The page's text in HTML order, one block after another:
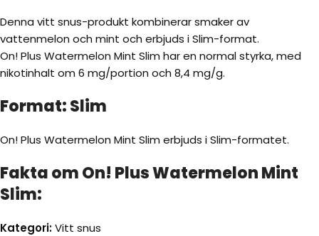
Denna vitt snus-produkt kombinerar smaker av
vattenmelon och mint och erbjuds i Slim-format.
On! Plus Watermelon Mint Slim har en normal styrka, med
nikotinhalt om 6 mg/portion och 8,4 mg/g.
Format: Slim
On! Plus Watermelon Mint Slim erbjuds i Slim-formatet.
Fakta om On! Plus Watermelon Mint
Slim:
Kategori:Vitt snus